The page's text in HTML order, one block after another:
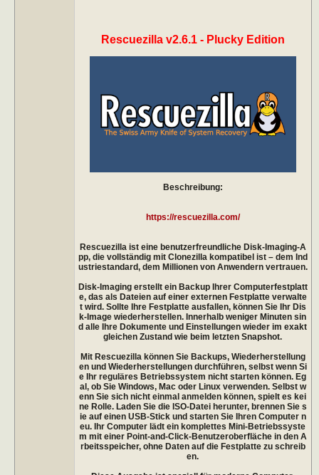
Rescuezilla v2.6.1 - Plucky Edition
Beschreibung:
https://rescuezilla.com/
Rescuezilla ist eine benutzerfreundliche Disk-Imaging-A
pp, die vollständig mit Clonezilla kompatibel ist – dem Ind
ustriestandard, dem Millionen von Anwendern vertrauen.
Disk-Imaging erstellt ein Backup Ihrer Computerfestplatt
e, das als Dateien auf einer externen Festplatte verwalte
t wird. Sollte Ihre Festplatte ausfallen, können Sie Ihr Dis
k-Image wiederherstellen. Innerhalb weniger Minuten sin
d alle Ihre Dokumente und Einstellungen wieder im exakt
gleichen Zustand wie beim letzten Snapshot.
Mit Rescuezilla können Sie Backups, Wiederherstellung
en und Wiederherstellungen durchführen, selbst wenn Si
e Ihr reguläres Betriebssystem nicht starten können. Eg
al, ob Sie Windows, Mac oder Linux verwenden. Selbst w
enn Sie sich nicht einmal anmelden können, spielt es kei
ne Rolle. Laden Sie die ISO-Datei herunter, brennen Sie s
ie auf einen USB-Stick und starten Sie Ihren Computer n
eu. Ihr Computer lädt ein komplettes Mini-Betriebssyste
m mit einer Point-and-Click-Benutzeroberfläche in den A
rbeitsspeicher, ohne Daten auf die Festplatte zu schreib
en.